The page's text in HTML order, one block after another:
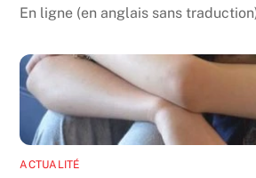
En ligne (en anglais sans
ACTUALITÉ